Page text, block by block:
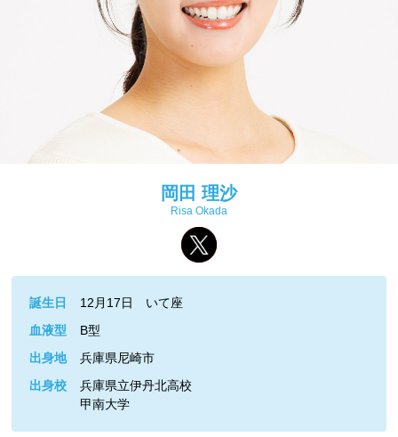
岡田 理沙
Risa Okada
誕生日
12月17日 いて座
血液型
B型
出身地
兵庫県尼崎市
出身校
兵庫県立伊丹北高校
甲南大学